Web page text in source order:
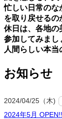
忙しい⽇常のな
を取り戻せるの
休⽇は、各地の
参加してみまし
⼈間らしい本当
お知らせ
2024/04/25（木)
2024年5月